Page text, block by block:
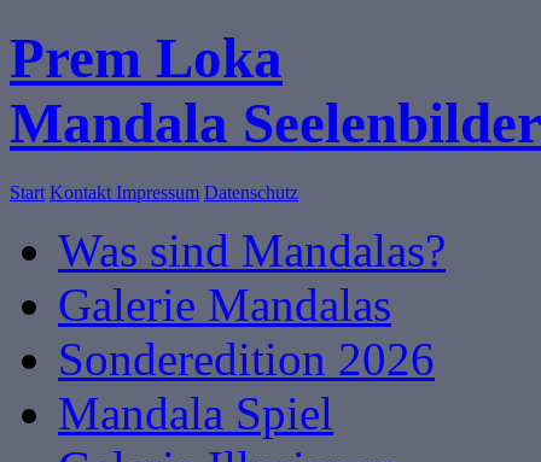
Prem Loka
Mandala Seelenbilder
Start Kontakt Impressum Datenschutz
Was sind Mandalas?
Galerie Mandalas
Sonderedition 2026
Mandala Spiel